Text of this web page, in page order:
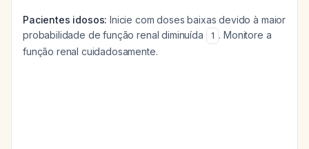
Pacientes idosos: Inicie com doses baixas devido à maior
probabilidade de função renal diminuída
1 . Monitore a
função renal cuidadosamente.